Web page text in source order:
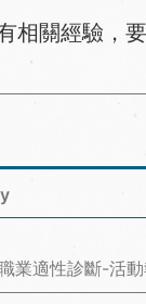
相關經驗，
業適性診斷-活